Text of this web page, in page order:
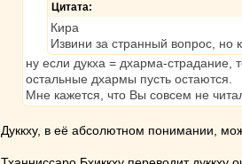
Цитата:
Кира
Извини за странный вопрос, но
ну если дукха = дхарма-страдание,
остальные дхармы пусть остаются.
Мне кажется, что Вы совсем не
Дуккху, в её абсолютном понимании,